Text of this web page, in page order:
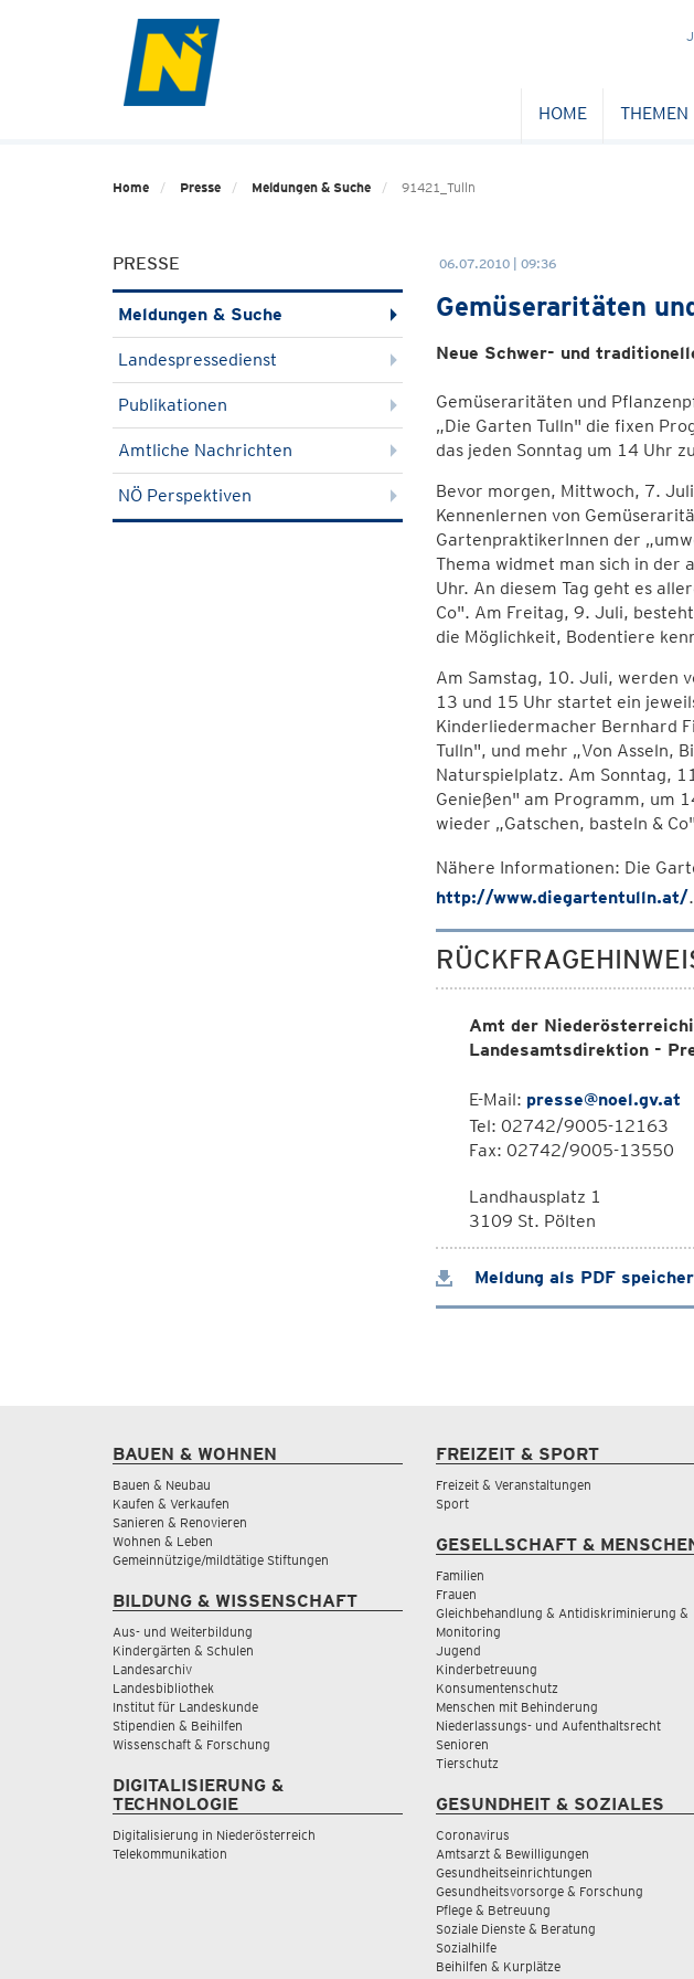
HOME THEMEN
Home Presse Meldungen & Suche 91421_Tulln
PRESSE
Meldungen & Suche
Landespressedienst
Publikationen
Amtliche Nachrichten
NÖ Perspektiven
06.07.2010 | 09:36
Gemüseraritäten
Neue Schwer- und
Gemüseraritäten und
„Die Garten Tulln" die fixen
das jeden Sonntag um 14 Uhr
Bevor morgen, Mittwoch, 7.
Kennenlernen von
GartenpraktikerInnen der
Thema widmet man sich in der
Uhr. An diesem Tag geht es
Co". Am Freitag, 9. Juli,
die Möglichkeit, Bodentiere
Am Samstag, 10. Juli, werden
13 und 15 Uhr startet ein
Kinderliedermacher Bernhard
Tulln", und mehr „Von Asseln,
Naturspielplatz. Am Sonntag,
Genießen" am Programm, um
wieder „Gatschen, basteln &
Nähere Informationen: Die
http://www.diegartentulln.at/.
Amt der
Landesamtsdirektion -
E-Mail: presse@noel.gv.at
Tel: 02742/9005-12163
Fax: 02742/9005-13550
Landhausplatz 1
3109 St. Pölten
Meldung als PDF
BAUEN & WOHNEN
Bauen & Neubau
Kaufen & Verkaufen
Sanieren & Renovieren
Wohnen & Leben
Gemeinnützige/mildtätige Stiftungen
BILDUNG & WISSENSCHAFT
Aus- und Weiterbildung
Kindergärten & Schulen
Landesarchiv
Landesbibliothek
Institut für Landeskunde
Stipendien & Beihilfen
Wissenschaft & Forschung
DIGITALISIERUNG &
TECHNOLOGIE
Digitalisierung in Niederösterreich
Telekommunikation
FREIZEIT & SPORT
Freizeit & Veranstaltungen
Sport
GESELLSCHAFT &
Familien
Frauen
Gleichbehandlung & Antidiskriminierung &
Monitoring
Jugend
Kinderbetreuung
Konsumentenschutz
Menschen mit Behinderung
Niederlassungs- und Aufenthaltsrecht
Senioren
Tierschutz
GESUNDHEIT & SOZIALES
Coronavirus
Amtsarzt & Bewilligungen
Gesundheitseinrichtungen
Gesundheitsvorsorge & Forschung
Pflege & Betreuung
Soziale Dienste & Beratung
Sozialhilfe
Beihilfen & Kurplätze